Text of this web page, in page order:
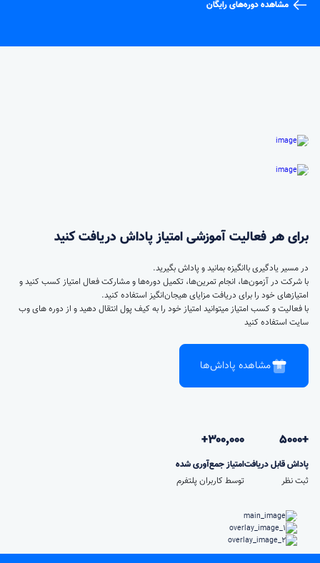
مشاهده دوره‌های رایگان
برای هر فعالیت آموزشی امتیاز پاداش دریافت کنید
در مسیر یادگیری باانگیزه بمانید و پاداش بگیرید.
با شرکت در آزمون‌ها، انجام تمرین‌ها، تکمیل دوره‌ها و مشارکت فعال امتیاز کسب کنید و
امتیازهای خود را برای دریافت مزایای هیجان‌انگیز استفاده کنید.
با فعالیت و کسب امتیاز میتوانید امتیاز خود را به کیف پول انتقال دهید و از دوره های وب
سایت استفاده کنید
مشاهده پاداش‌ها
+5000
پاداش قابل دریافت
ثبت نظر
۳۰۰٬۰۰۰+
امتیاز جمع‌آوری شده
توسط کاربران پلتفرم